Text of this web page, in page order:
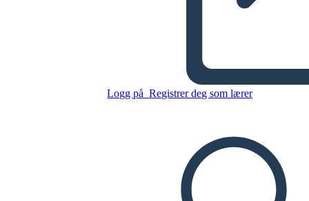
Logg på Registrer deg som lærer
Kopier dette storyboardet
LAGE ET STORYBOARD
SPILLE AV LYSBILDEFREMVISNING
LES FOR MEG